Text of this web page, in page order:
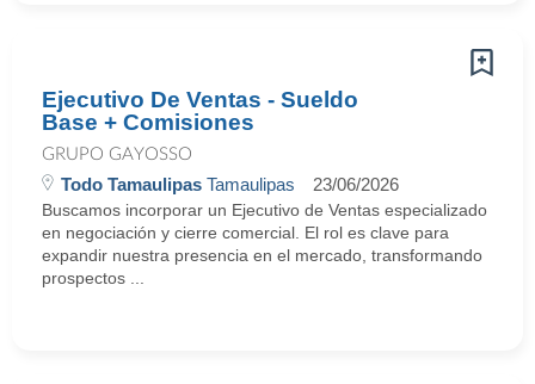
Ejecutivo De Ventas - Sueldo
Base + Comisiones
GRUPO GAYOSSO
Todo Tamaulipas Tamaulipas 23/06/2026
Buscamos incorporar un Ejecutivo de Ventas especializado
en negociación y cierre comercial. El rol es clave para
expandir nuestra presencia en el mercado, transformando
prospectos ...